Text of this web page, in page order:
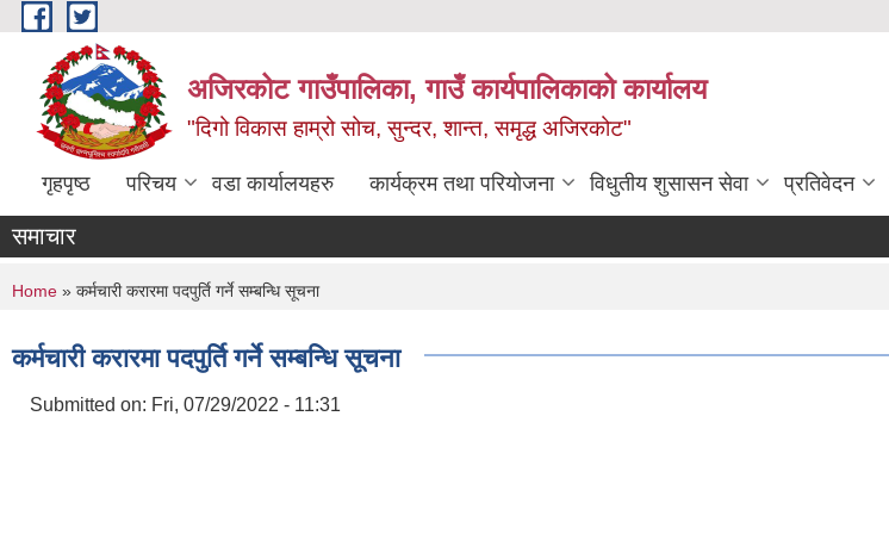
Skip to main content
अजिरकोट गाउँपालिका, गाउँ कार्यपालिकाको कार्यालय
"दिगो विकास हाम्रो सोच, सुन्दर, शान्त, समृद्ध अजिरकोट"
गृहपृष्ठ परिचय वडा कार्यालयहरु कार्यक्रम तथा परियोजना विधुतीय शुसासन सेवा प्रतिवेदन
समाचार
You are here
Home » कर्मचारी करारमा पदपुर्ति गर्ने सम्बन्धि सूचना
कर्मचारी करारमा पदपुर्ति गर्ने सम्बन्धि सूचना
Submitted on: Fri, 07/29/2022 - 11:31